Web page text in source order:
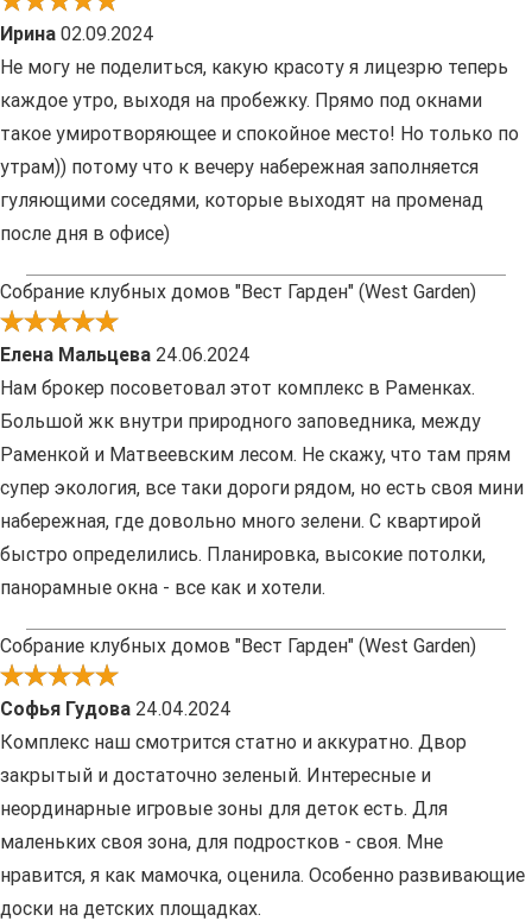
Ирина 02.09.2024
Не могу не поделиться, какую красоту я лицезрю теперь
каждое утро, выходя на пробежку. Прямо под окнами
такое умиротворяющее и спокойное место! Но только по
утрам)) потому что к вечеру набережная заполняется
гуляющими соседями, которые выходят на променад
после дня в офисе)
Собрание клубных домов "Вест Гарден" (West Garden)
Елена Мальцева 24.06.2024
Нам брокер посоветовал этот комплекс в Раменках.
Большой жк внутри природного заповедника, между
Раменкой и Матвеевским лесом. Не скажу, что там прям
супер экология, все таки дороги рядом, но есть своя мини
набережная, где довольно много зелени. С квартирой
быстро определились. Планировка, высокие потолки,
панорамные окна - все как и хотели.
Собрание клубных домов "Вест Гарден" (West Garden)
Софья Гудова 24.04.2024
Комплекс наш смотрится статно и аккуратно. Двор
закрытый и достаточно зеленый. Интересные и
неординарные игровые зоны для деток есть. Для
маленьких своя зона, для подростков - своя. Мне
нравится, я как мамочка, оценила. Особенно развивающие
доски на детских площадках.